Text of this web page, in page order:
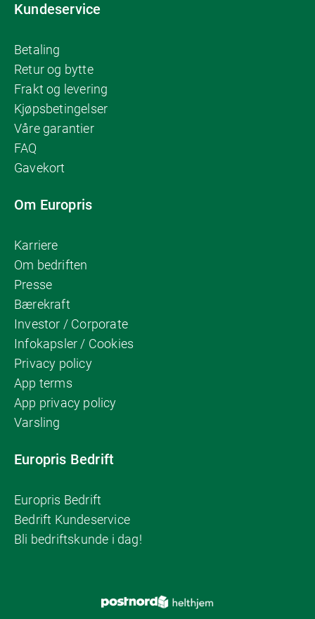
Kundeservice
Betaling
Retur og bytte
Frakt og levering
Kjøpsbetingelser
Våre garantier
FAQ
Gavekort
Om Europris
Karriere
Om bedriften
Presse
Bærekraft
Investor / Corporate
Infokapsler / Cookies
Privacy policy
App terms
App privacy policy
Varsling
Europris Bedrift
Europris Bedrift
Bedrift Kundeservice
Bli bedriftskunde i dag!